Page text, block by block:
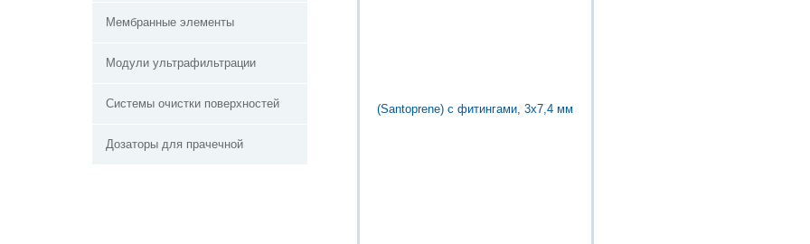
Мембранные элементы
Модули ультрафильтрации
Системы очистки поверхностей
Дозаторы для прачечной